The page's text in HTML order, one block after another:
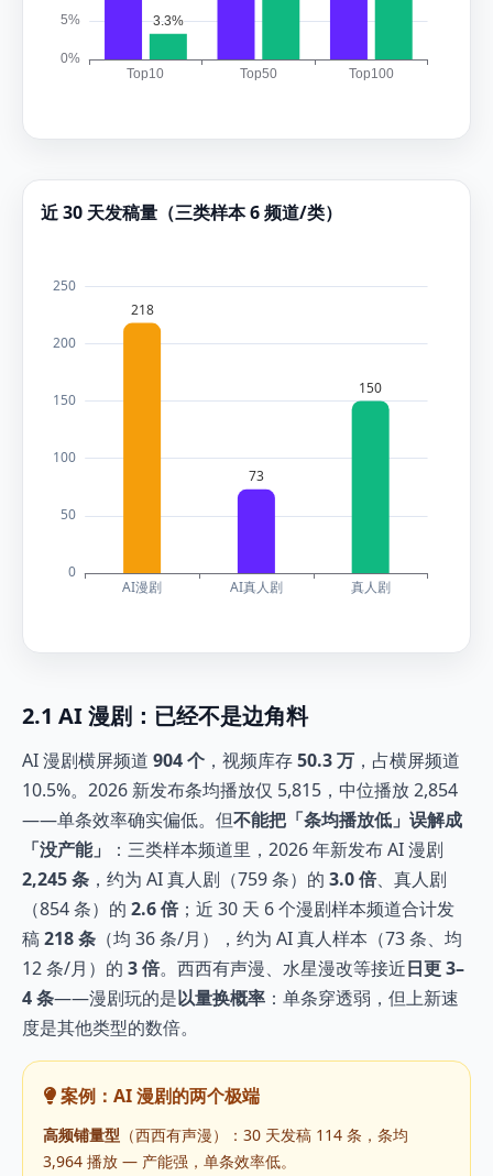
近 30 天发稿量（三类样本 6 频道/类）
2.1 AI 漫剧：已经不是边角料
AI 漫剧横屏频道 904 个 ，视频库存50.3 万 ，占横屏频道
10.5%。2026 新发布条均播放仅 5,815，中位播放 2,854
——单条效率确实偏低。但不能把「条均播放低」误解成
「没产能」
：三类样本频道里，2026 年新发布 AI 漫剧
2,245 条 ，约为 AI 真人剧（759 条）的 3.0 倍、真人剧
（854 条）的 2.6 倍；近 30 天 6 个漫剧样本频道合计发
稿218 条 （均 36 条/月），约为 AI 真人样本（73 条、均
12 条/月）的 3 倍。西西有声漫、水星漫改等接近日更 3–
4 条——漫剧玩的是以量换概率 ：单条穿透弱，但上新速
度是其他类型的数倍。
案例：AI 漫剧的两个极端
高频铺量型 （西西有声漫）：30 天发稿 114 条，条均
3,964 播放 — 产能强，单条效率低。